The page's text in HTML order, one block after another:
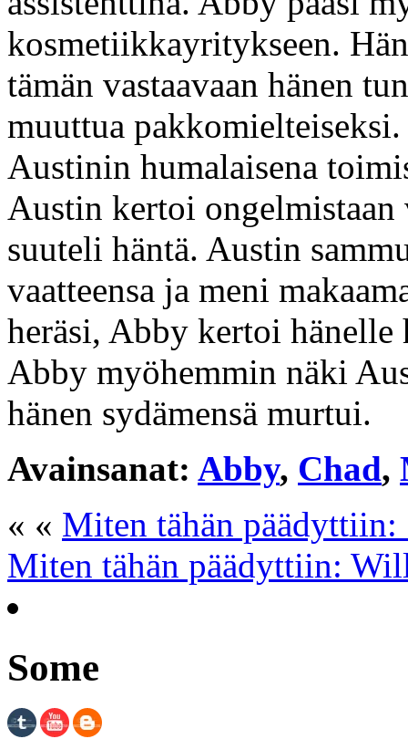
kosmetiikkayritykseen.
tämän vastaavaan hänen
muuttua
Austinin humalaisena
Austin kertoi ongelmistaan
suuteli häntä. Austin
vaatteensa ja meni
heräsi, Abby kertoi hänelle
Abby myöhemmin näki
hänen sydämensä murtui.
Avainsanat: Abby, Chad,
« « Miten tähän
Miten tähän päädyttiin:
Some